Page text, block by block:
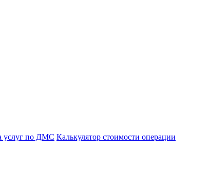
услуг по ДМС Калькулятор стоимости операции